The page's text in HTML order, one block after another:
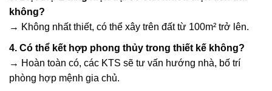
không?
→ Không nhất thiết, có thể xây trên đất từ 100m² trở lên.
4. Có thể kết hợp phong thủy trong thiết kế không?
→ Hoàn toàn có, các KTS sẽ tư vấn hướng nhà, bố trí
phòng hợp mệnh gia chủ.